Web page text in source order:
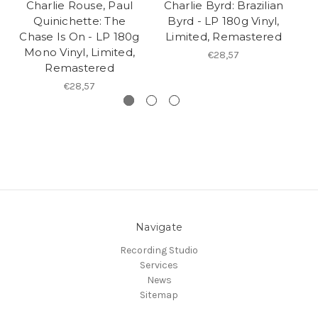
Charlie Rouse, Paul
Quinichette: The
Chase Is On - LP 180g
Mono Vinyl, Limited,
Remastered
€28,57
Charlie Byrd: Brazilian
Byrd - LP 180g Vinyl,
Limited, Remastered
€28,57
Navigate
Recording Studio
Services
News
Sitemap